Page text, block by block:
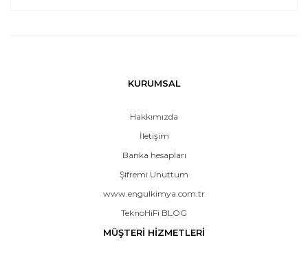
KURUMSAL
Hakkımızda
İletişim
Banka hesapları
Şifremi Unuttum
www.engulkimya.com.tr
TeknoHiFi BLOG
MÜŞTERİ HİZMETLERİ